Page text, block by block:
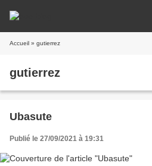
Accueil » gutierrez
gutierrez
Ubasute
Publié le 27/09/2021 à 19:31